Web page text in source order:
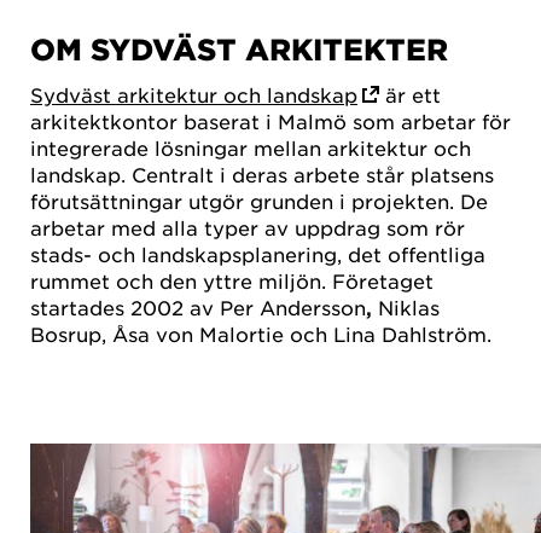
OM SYDVÄST ARKITEKTER
Sydväst arkitektur och landskap
är ett
arkitektkontor baserat i Malmö som arbetar för
integrerade lösningar mellan arkitektur och
landskap. Centralt i deras arbete står platsens
förutsättningar utgör grunden i projekten. De
arbetar med alla typer av uppdrag som rör
stads- och landskapsplanering, det offentliga
rummet och den yttre miljön. Företaget
startades 2002 av Per Andersson, Niklas
Bosrup, Åsa von Malortie och Lina Dahlström.